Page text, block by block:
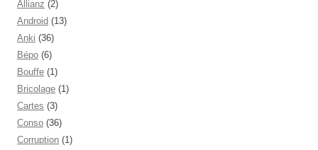
Allianz (2)
Android (13)
Anki (36)
Bépo (6)
Bouffe (1)
Bricolage (1)
Cartes (3)
Conso (36)
Corruption (1)